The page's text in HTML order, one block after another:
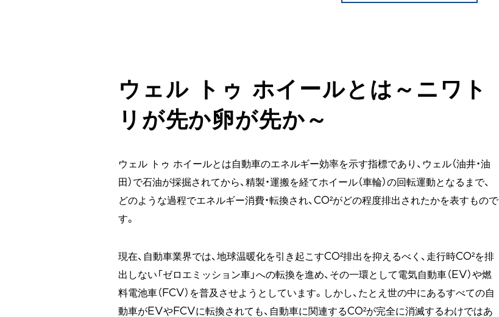
ウェル トゥ ホイールとは～ニワト
リが先か卵が先か～
ウェル トゥ ホイールとは自動車のエネルギー効率を示す指標であり、ウェル（油井・油
田）で石油が採掘されてから、精製・運搬を経てホイール（車輪）の回転運動となるまで、
どのような過程でエネルギー消費・転換され、CO²がどの程度排出されたかを表すもので
す。
現在、自動車業界では、地球温暖化を引き起こすCO²排出を抑えるべく、走行時CO²を排
出しない「ゼロエミッション車」への転換を進め、その一環として電気自動車（EV）や燃
料電池車（FCV）を普及させようとしています。しかし、たとえ世の中にあるすべての自
動車がEVやFCVに転換されても、自動車に関連するCO²が完全に消滅するわけではあ